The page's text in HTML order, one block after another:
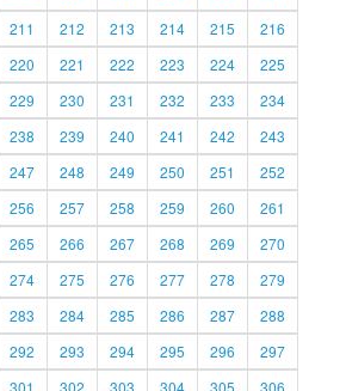
211 212 213 214 215
216
220 221 222 223 224
225
229 230 231 232 233
234
238 239 240 241 242
243
247 248 249 250 251
252
256 257 258 259 260
261
265 266 267 268 269
270
274 275 276 277 278
279
283 284 285 286 287
288
292 293 294 295 296
297
301 302 303 304 305 306